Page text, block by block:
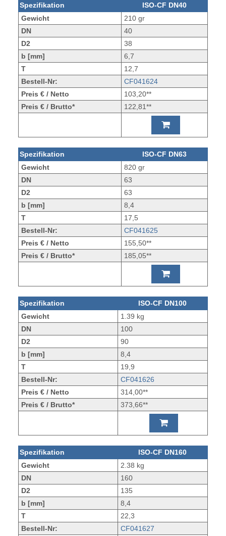
Spezifikation
ISO-CF DN40
Gewicht
210 gr
DN
40
D2
38
b [mm]
6,7
T
12,7
Bestell-Nr:
CF041624
Preis € / Netto
103,20**
Preis € / Brutto*
122,81**
Spezifikation
ISO-CF DN63
Gewicht
820 gr
DN
63
D2
63
b [mm]
8,4
T
17,5
Bestell-Nr:
CF041625
Preis € / Netto
155,50**
Preis € / Brutto*
185,05**
Spezifikation
ISO-CF DN100
Gewicht
1.39 kg
DN
100
D2
90
b [mm]
8,4
T
19,9
Bestell-Nr:
CF041626
Preis € / Netto
314,00**
Preis € / Brutto*
373,66**
Spezifikation
ISO-CF DN160
Gewicht
2.38 kg
DN
160
D2
135
b [mm]
8,4
T
22,3
Bestell-Nr:
CF041627